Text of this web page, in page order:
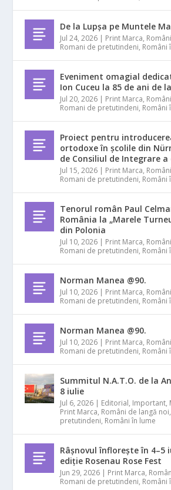
De la Lupșa pe Muntele
Jul 24, 2026 | Print Marca,
Romani de pretutindeni, Români
Eveniment omagial
Ion Cuceu la 85 de ani de
Jul 20, 2026 | Print Marca,
Romani de pretutindeni, Români
Proiect pentru
ortodoxe în școlile din
de Consiliul de Integrare a
Jul 15, 2026 | Print Marca,
Romani de pretutindeni, Români
Tenorul român Paul
România la „Marele
din Polonia
Jul 10, 2026 | Print Marca,
Romani de pretutindeni, Români
Norman Manea @90.
Jul 10, 2026 | Print Marca,
Romani de pretutindeni, Români
Norman Manea @90.
Jul 10, 2026 | Print Marca,
Romani de pretutindeni, Români
Summitul N.A.T.O. de la
8 iulie
Jul 6, 2026 | Editorial, Important,
Print Marca, Români de langă noi,
pretutindeni, Români în lume
Râșnovul înflorește în 4–5
ediție Rosenau Rose Fest
Jun 29, 2026 | Print Marca,
Romani de pretutindeni, Români